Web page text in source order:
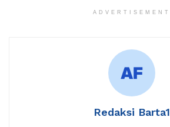
ADVERTISEMENT
Redaksi Barta1